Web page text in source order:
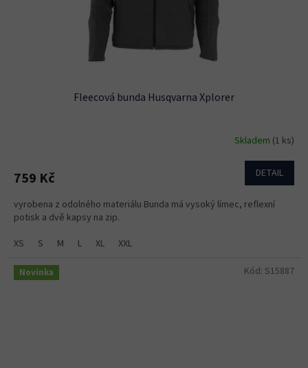
Fleecová bunda Husqvarna Xplorer
Skladem (1 ks)
759 Kč DETAIL
vyrobena z odolného materiálu Bunda má vysoký límec, reflexní
potisk a dvě kapsy na zip.
XS
S M L XL XXL
Novinka Kód: S15887